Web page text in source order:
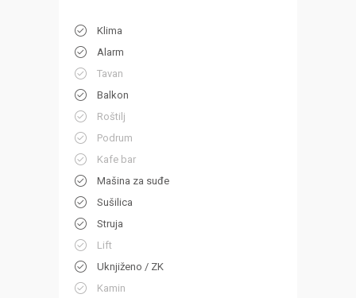
Klima
Alarm
Tavan
Balkon
Roštilj
Podrum
Kafe bar
Mašina za suđe
Sušilica
Struja
Lift
Uknjiženo / ZK
Kamin